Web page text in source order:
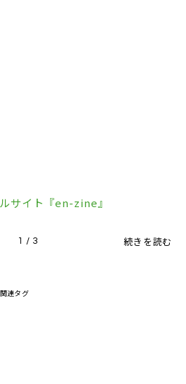
サイト『en-zine』
1 / 3 続きを読む
関連タグ